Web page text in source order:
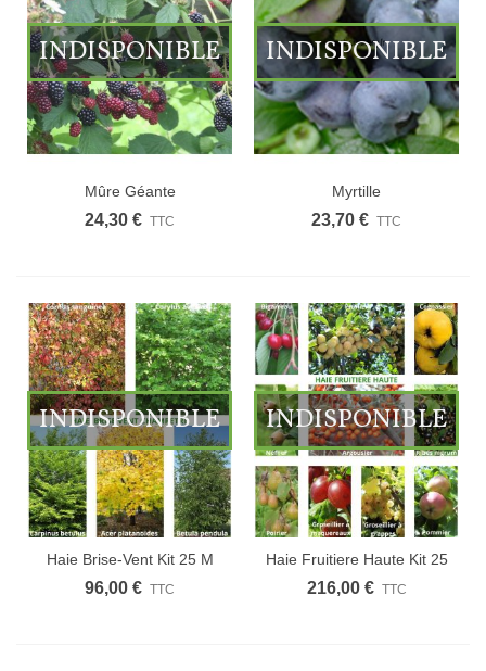
INDISPONIBLE
Mûre Géante
24,30 € TTC
INDISPONIBLE
Myrtille
23,70 € TTC
INDISPONIBLE
Haie Brise-Vent Kit 25 M
96,00 € TTC
INDISPONIBLE
Haie Fruitiere Haute Kit 25
M
216,00 € TTC